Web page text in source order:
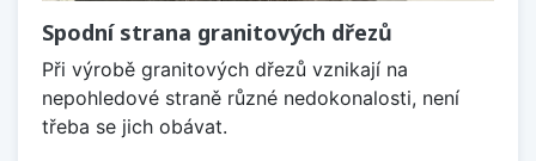
Spodní strana granitových dřezů
Při výrobě granitových dřezů vznikají na
nepohledové straně různé nedokonalosti, není
třeba se jich obávat.